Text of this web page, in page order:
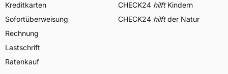
Kreditkarten
Sofortüberweisung
Rechnung
Lastschrift
Ratenkauf
CHECK24 hilftKindern
CHECK24 hilftder Natur